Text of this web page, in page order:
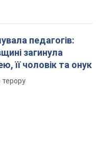
педагогів:
загинула
її чоловік та онук
терору